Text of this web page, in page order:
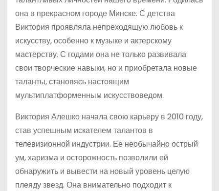
она в прекрасном городе Минске. С детства
Виктория проявляла непреходящую любовь к
искусству, особенно к музыке и актерскому
мастерству. С годами она не только развивала
свои творческие навыки, но и приобретала новые
таланты, становясь настоящим
мультиплатформенным искусствоведом.
Виктория Алешко начала свою карьеру в 2010 году,
став успешным искателем талантов в
телевизионной индустрии. Ее необычайно острый
ум, харизма и осторожность позволили ей
обнаружить и вывести на новый уровень целую
плеяду звезд. Она внимательно подходит к